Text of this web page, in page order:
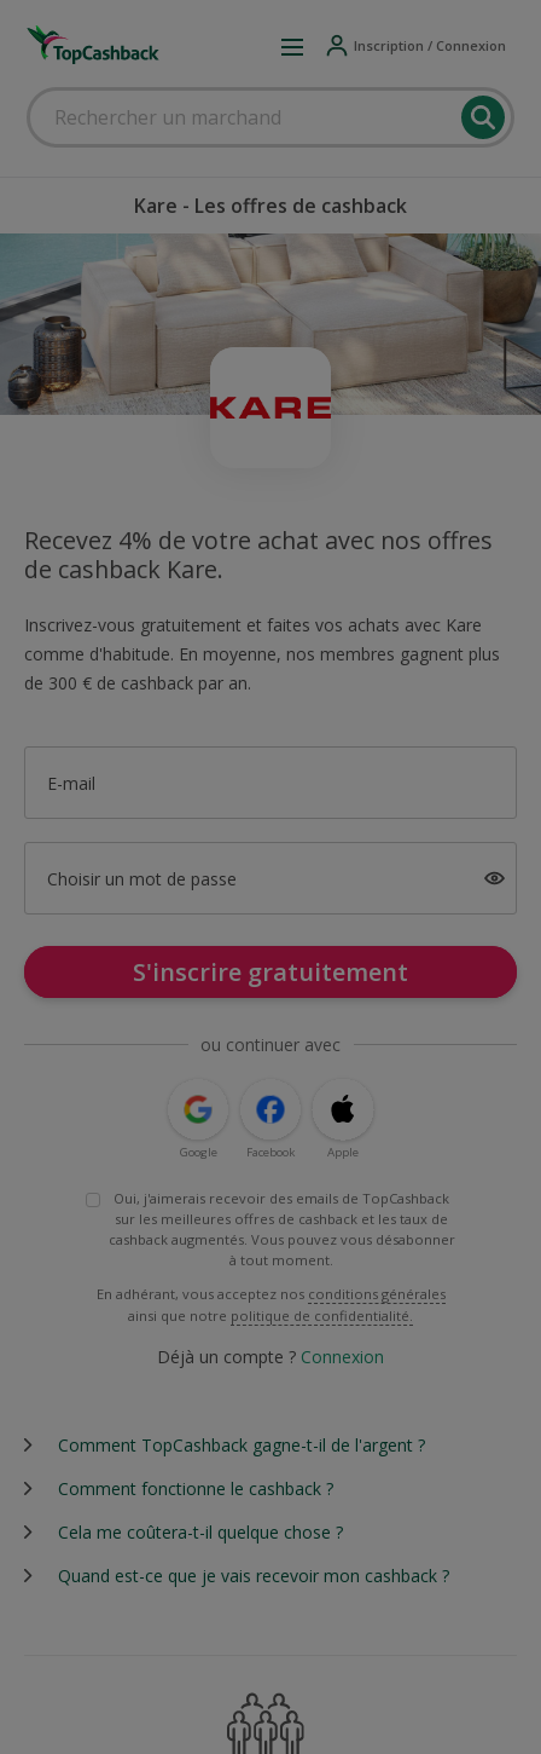
Inscription / Connexion
Kare - Les offres de cashback
Recevez 4% de votre achat avec nos offres
de cashback Kare.
Inscrivez-vous gratuitement et faites vos achats avec Kare
comme d'habitude. En moyenne, nos membres gagnent plus
de 300 € de cashback par an.
E-mail
Choisir un mot de passe
S'inscrire gratuitement
ou continuer avec
Google Facebook Apple
Oui, j'aimerais recevoir des emails de TopCashback
sur les meilleures offres de cashback et les taux de
cashback augmentés. Vous pouvez vous désabonner
à tout moment.
En adhérant, vous acceptez nos conditions générales
ainsi que notre politique de confidentialité.
Déjà un compte ? Connexion
Comment TopCashback gagne-t-il de l'argent ?
Comment fonctionne le cashback ?
Cela me coûtera-t-il quelque chose ?
Quand est-ce que je vais recevoir mon cashback ?